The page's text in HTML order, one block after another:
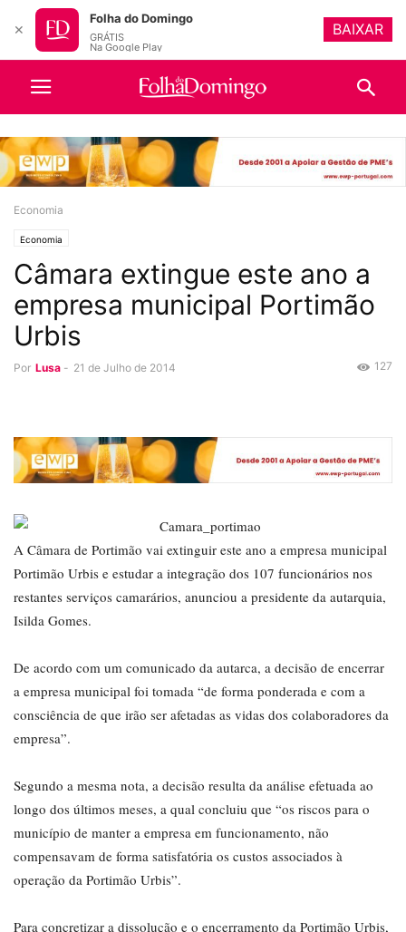
Economia
Economia
Câmara extingue este ano a
empresa municipal Portimão
Urbis
Por Lusa - 21 de Julho de 2014 127
A Câmara de Portimão vai extinguir este ano a empresa municipal
Portimão Urbis e estudar a integração dos 107 funcionários nos
restantes serviços camarários, anunciou a presidente da autarquia,
Isilda Gomes.
De acordo com um comunicado da autarca, a decisão de encerrar
a empresa municipal foi tomada “de forma ponderada e com a
consciência de que irão ser afetadas as vidas dos colaboradores da
empresa”.
Segundo a mesma nota, a decisão resulta da análise efetuada ao
longo dos últimos meses, a qual concluiu que “os riscos para o
município de manter a empresa em funcionamento, não
compensavam de forma satisfatória os custos associados à
operação da Portimão Urbis”.
Para concretizar a dissolução e o encerramento da Portimão Urbis,
✕
Folha do Domingo
GRÁTIS
Na Google Play
BAIXAR